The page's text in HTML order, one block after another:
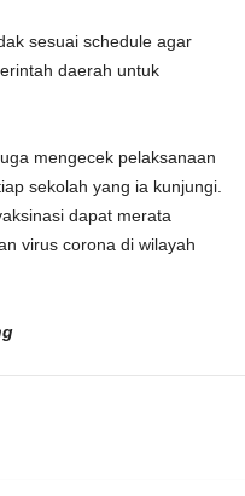
sesuai schedule agar
daerah untuk
mengecek pelaksanaan
sekolah yang ia kunjungi.
dapat merata
virus corona di wilayah